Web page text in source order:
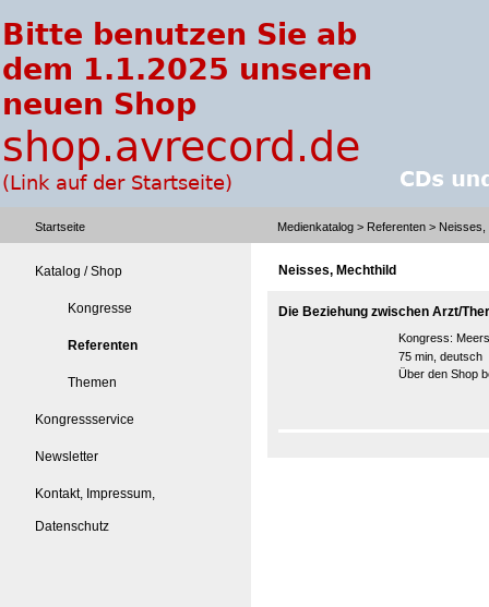
Startseite Medienkatalog > Referenten > Neisses,
Katalog / Shop
Kongresse
Referenten
Themen
Kongressservice
Newsletter
Kontakt, Impressum,
Datenschutz
Neisses, Mechthild
Die Beziehung zwischen Arzt/
Kongress:
75 min, deutsch
Über den Shop